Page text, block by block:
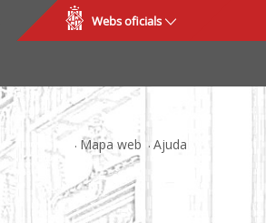
Webs oficials
Mapa web Ajuda